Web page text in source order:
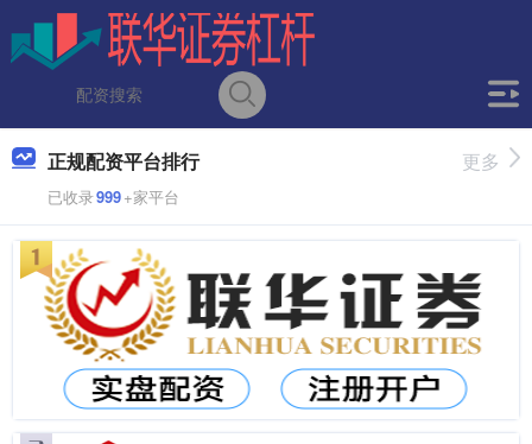
正规配资平台排行
已收录999+家平台
更多